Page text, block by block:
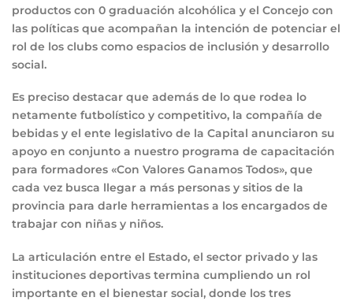
productos con 0 graduación alcohólica y el Concejo con
las políticas que acompañan la intención de potenciar el
rol de los clubs como espacios de inclusión y desarrollo
social.
Es preciso destacar que además de lo que rodea lo
netamente futbolístico y competitivo, la compañía de
bebidas y el ente legislativo de la Capital anunciaron su
apoyo en conjunto a nuestro programa de capacitación
para formadores «Con Valores Ganamos Todos», que
cada vez busca llegar a más personas y sitios de la
provincia para darle herramientas a los encargados de
trabajar con niñas y niños.
La articulación entre el Estado, el sector privado y las
instituciones deportivas termina cumpliendo un rol
importante en el bienestar social, donde los tres